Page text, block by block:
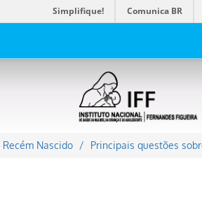
Simplifique! Comunica BR
Nascido Principais questões